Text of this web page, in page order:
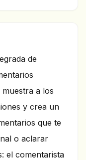
de
muestra a los
y crea un
que te
o aclarar
el comentarista